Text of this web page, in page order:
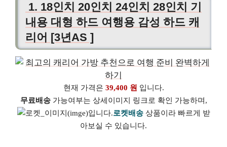
1. 18인치 20인치 24인치 28인치 기
내용 대형 하드 여행용 감성 하드 캐
리어 [3년AS ]
현재 가격은 39,400 원 입니다.
무료배송가능여부는 상세이미지 링크로 확인 가능하며,
로켓배송상품이라 빠르게 받
아보실 수 있습니다.